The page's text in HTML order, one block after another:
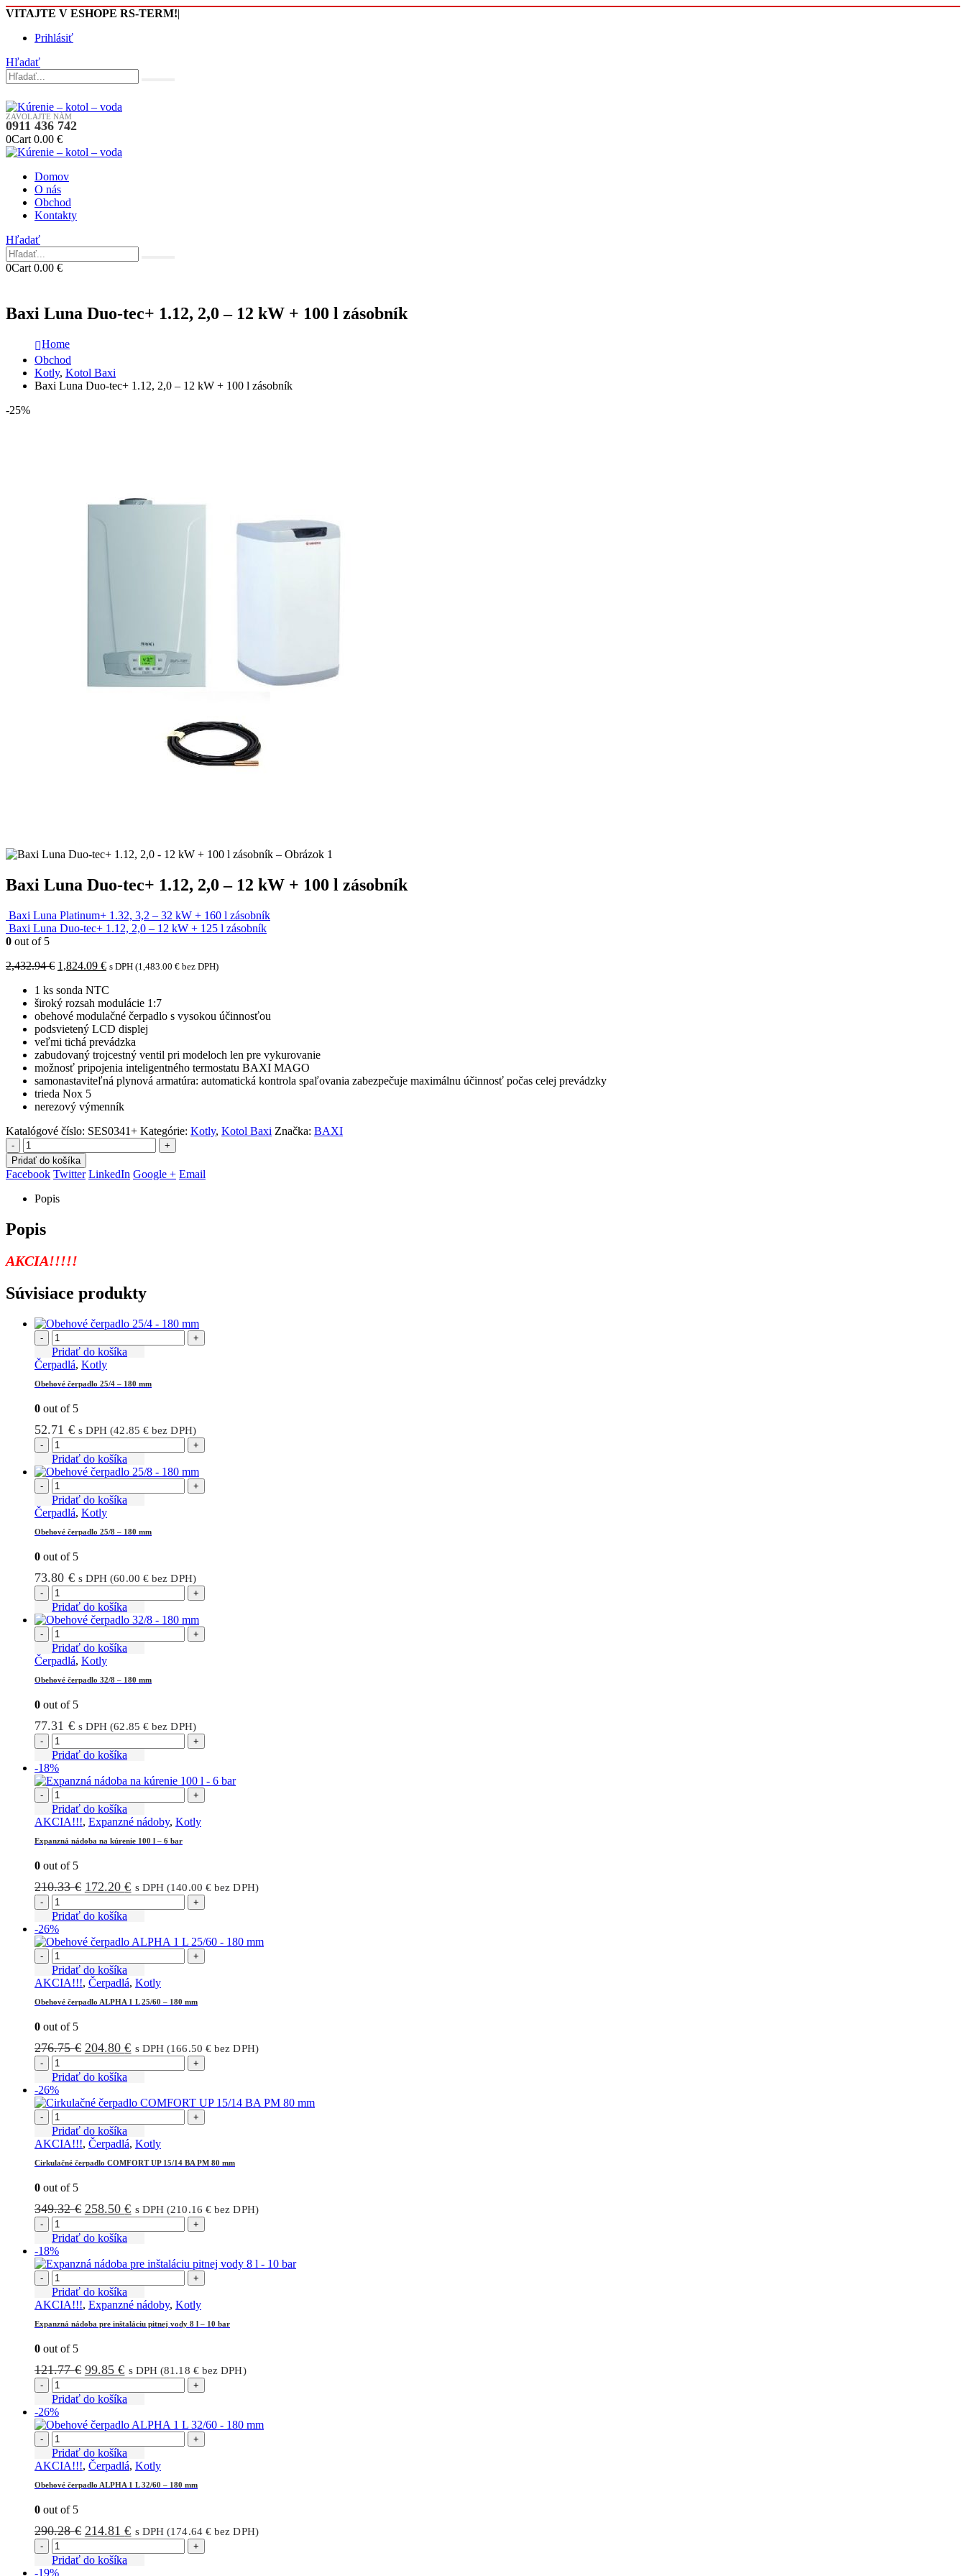
VITAJTE V ESHOPE RS-TERM!|
Prihlásiť
Hľadať
ZAVOLAJTE NÁM
0911 436 742
0Cart 0.00 €
Domov
O nás
Obchod
Kontakty
Hľadať
0Cart 0.00 €
Baxi Luna Duo-tec+ 1.12, 2,0 – 12 kW + 100 l zásobník
Home
Obchod
Kotly, Kotol Baxi
Baxi Luna Duo-tec+ 1.12, 2,0 – 12 kW + 100 l zásobník
-25%
Baxi Luna Duo-tec+ 1.12, 2,0 – 12 kW + 100 l zásobník
Baxi Luna Platinum+ 1.32, 3,2 – 32 kW + 160 l zásobník
Baxi Luna Duo-tec+ 1.12, 2,0 – 12 kW + 125 l zásobník
0 out of 5
2,432.94€ Pôvodná
bola:
2,432.94 €.
1,824.09 €Aktuálna
je:
1,824.09 €.
s DPH (1,483.00 € bez DPH)
1 ks sonda NTC
široký rozsah modulácie 1:7
obehové modulačné čerpadlo s vysokou účinnosťou
podsvietený LCD displej
veľmi tichá prevádzka
zabudovaný trojcestný ventil pri modeloch len pre vykurovanie
možnosť pripojenia inteligentného termostatu BAXI MAGO
samonastaviteľná plynová armatúra: automatická kontrola spaľovania zabezpečuje maximálnu účinnosť počas celej prevádzky
trieda Nox 5
nerezový výmenník
Katalógové číslo: SES0341+ Kategórie: Kotly, Kotol Baxi Značka: BAXI
-
+
Pridať do košíka
Facebook Twitter LinkedIn Google + Email
Popis
Popis
AKCIA!!!!!
Súvisiace produkty
- +
Pridať do košíka
Čerpadlá, Kotly
Obehové čerpadlo 25/4 – 180 mm
0 out of 5
52.71 € s DPH (42.85 € bez DPH)
- +
Pridať do košíka
- +
Pridať do košíka
Čerpadlá, Kotly
Obehové čerpadlo 25/8 – 180 mm
0 out of 5
73.80 € s DPH (60.00 € bez DPH)
- +
Pridať do košíka
- +
Pridať do košíka
Čerpadlá, Kotly
Obehové čerpadlo 32/8 – 180 mm
0 out of 5
77.31 € s DPH (62.85 € bez DPH)
- +
Pridať do košíka
-18%
- +
Pridať do košíka
AKCIA!!!, Expanzné nádoby, Kotly
Expanzná nádoba na kúrenie 100 l – 6 bar
0 out of 5
210.33€ Pôvodná
bola:
172.20€Aktuálna
s DPH (140.00 € bez DPH)
- +
Pridať do košíka
-26%
- +
Pridať do košíka
AKCIA!!!, Čerpadlá, Kotly
Obehové čerpadlo ALPHA 1 L 25/60 – 180 mm
0 out of 5
276.75€ Pôvodná
bola:
204.80€Aktuálna
s DPH (166.50 € bez DPH)
- +
Pridať do košíka
-26%
- +
Pridať do košíka
AKCIA!!!, Čerpadlá, Kotly
Cirkulačné čerpadlo COMFORT UP 15/14 BA PM 80 mm
0 out of 5
349.32€ Pôvodná
bola:
258.50€Aktuálna
s DPH (210.16 € bez DPH)
- +
Pridať do košíka
-18%
- +
Pridať do košíka
AKCIA!!!, Expanzné nádoby, Kotly
Expanzná nádoba pre inštaláciu pitnej vody 8 l – 10 bar
0 out of 5
121.77€ Pôvodná
bola:
99.85€Aktuálna
je:
s DPH (81.18 €bez DPH)
- +
Pridať do košíka
-26%
- +
Pridať do košíka
AKCIA!!!, Čerpadlá, Kotly
Obehové čerpadlo ALPHA 1 L 32/60 – 180 mm
0 out of 5
290.28€ Pôvodná
bola:
214.81€Aktuálna
s DPH (174.64 € bez DPH)
- +
Pridať do košíka
-19%